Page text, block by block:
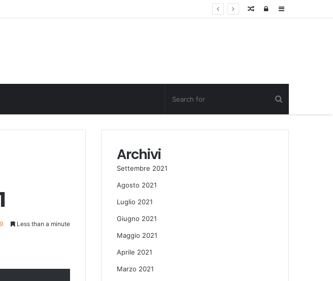
Sidebar
Log
Random
Less than a minute
Archivi
Settembre 2021
Agosto 2021
Luglio 2021
Giugno 2021
Maggio 2021
Aprile 2021
Marzo 2021